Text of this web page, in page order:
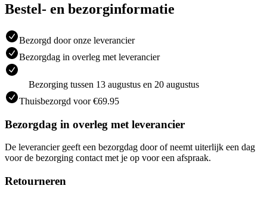
Bestel- en bezorginformatie
Bezorgd door onze leverancier
Bezorgdag in overleg met leverancier
Bezorging tussen 13 augustus en 20 augustus
Thuisbezorgd voor €69.95
Bezorgdag in overleg met leverancier
De leverancier geeft een bezorgdag door of neemt uiterlijk een dag
voor de bezorging contact met je op voor een afspraak.
Retourneren